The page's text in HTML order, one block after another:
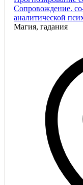
Сопровождение.
аналитической
Магия, гадания